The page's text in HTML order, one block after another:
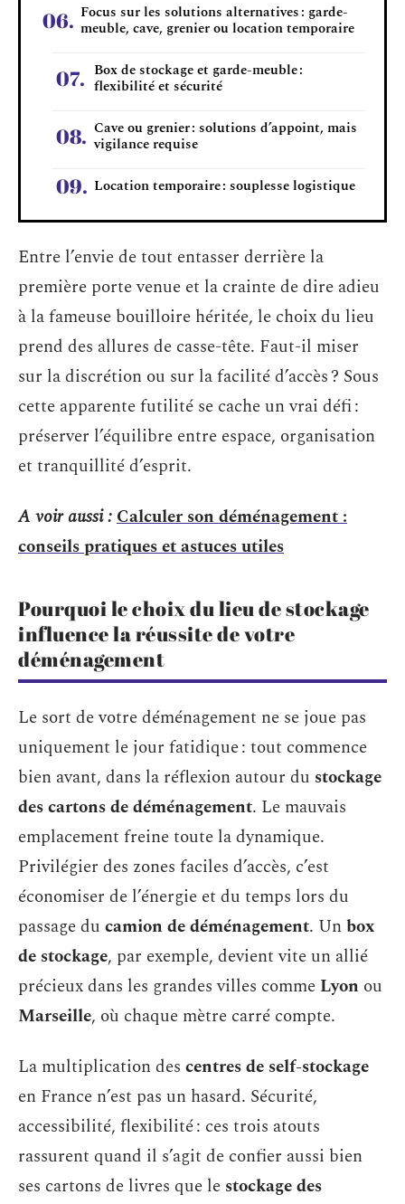
Focus sur les solutions alternatives : garde-
meuble, cave, grenier ou location temporaire
Box de stockage et garde-meuble :
flexibilité et sécurité
Cave ou grenier : solutions d’appoint, mais
vigilance requise
Location temporaire : souplesse logistique
Entre l’envie de tout entasser derrière la
première porte venue et la crainte de dire adieu
à la fameuse bouilloire héritée, le choix du lieu
prend des allures de casse-tête. Faut-il miser
sur la discrétion ou sur la facilité d’accès ? Sous
cette apparente futilité se cache un vrai défi :
préserver l’équilibre entre espace, organisation
et tranquillité d’esprit.
A voir aussi :Calculer son déménagement :
conseils pratiques et astuces utiles
Pourquoi le choix du lieu de stockage
influence la réussite de votre
déménagement
Le sort de votre déménagement ne se joue pas
uniquement le jour fatidique : tout commence
bien avant, dans la réflexion autour du stockage
des cartons de déménagement. Le mauvais
emplacement freine toute la dynamique.
Privilégier des zones faciles d’accès, c’est
économiser de l’énergie et du temps lors du
passage du camion de déménagement. Unbox
de stockage, par exemple, devient vite un allié
précieux dans les grandes villes comme Lyon ou
Marseille, où chaque mètre carré compte.
La multiplication des centres de self-stockage
en France n’est pas un hasard. Sécurité,
accessibilité, flexibilité : ces trois atouts
rassurent quand il s’agit de confier aussi bien
ses cartons de livres que le stockage des